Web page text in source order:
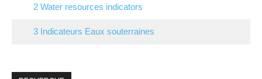
2 Water resources indicators
3 Indicateurs Eaux souterraines